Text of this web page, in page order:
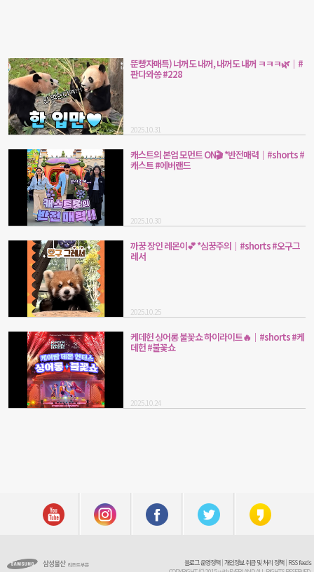
뚠빵자매특) 너꺼도 내꺼, 내꺼도 내꺼 ㅋㅋㅋ🌿｜#
판다와쏭 #228
2025.10.31
캐스트의 본업 모먼트 ON🎬 *반전매력｜#shorts #
캐스트 #에버랜드
2025.10.30
까꿍 장인 레몬이💕 *심꿍주의｜#shorts #오구그
레서
2025.10.25
케데헌 싱어롱 불꽃쇼 하이라이트🔥｜#shorts #케
데헌 #불꽃쇼
2025.10.24
블로그 운영정책|개인정보 취급 및 처리 정책| RSS feeds